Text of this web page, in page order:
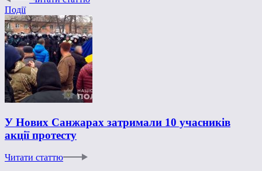
Події
У Нових Санжарах затримали 10 учасників
акції протесту
Читати статтю